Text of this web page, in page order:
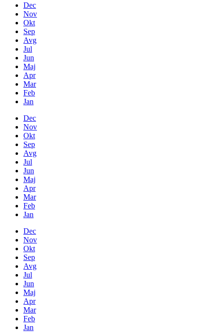
Dec
Nov
Okt
Sep
Avg
Jul
Jun
Maj
Apr
Mar
Feb
Jan
Dec
Nov
Okt
Sep
Avg
Jul
Jun
Maj
Apr
Mar
Feb
Jan
Dec
Nov
Okt
Sep
Avg
Jul
Jun
Maj
Apr
Mar
Feb
Jan